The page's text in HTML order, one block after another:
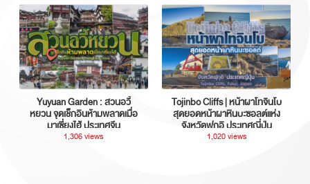
Yuyuan Garden : สวนอวี้
หยวน จุดเช็กอินห้ามพลาดเมื่อ
มาเซี่ยงไฮ้ ประเทศจีน
1,306 views
Tojinbo Cliffs | หน้าผาโทจินโบ
สุดยอดหน้าผาหินบะซอลต์แห่ง
จังหวัดฟุกุอิ ประเทศญี่ปุ่น
1,020 views